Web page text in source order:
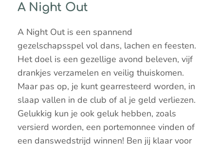
A Night Out
A Night Out is een spannend
gezelschapsspel vol dans, lachen en feesten.
Het doel is een gezellige avond beleven, vijf
drankjes verzamelen en veilig thuiskomen.
Maar pas op, je kunt gearresteerd worden, in
slaap vallen in de club of al je geld verliezen.
Gelukkig kun je ook geluk hebben, zoals
versierd worden, een portemonnee vinden of
een danswedstrijd winnen! Ben jij klaar voor